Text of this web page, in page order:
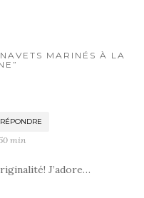
MARINÉS À LA
RÉPONDRE
min
J’adore…